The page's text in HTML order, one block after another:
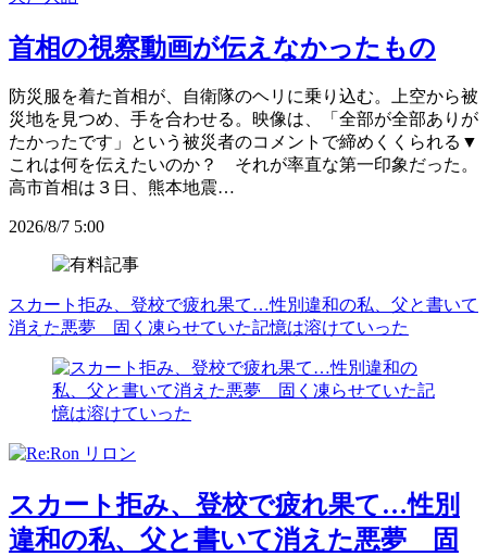
首相の視察動画が伝えなかったもの
防災服を着た首相が、自衛隊のヘリに乗り込む。上空から被
災地を見つめ、手を合わせる。映像は、「全部が全部ありが
たかったです」という被災者のコメントで締めくくられる▼
これは何を伝えたいのか？ それが率直な第一印象だった。
高市首相は３日、熊本地震…
2026/8/7 5:00
スカート拒み、登校で疲れ果て…性別違和の私、父と書いて
消えた悪夢 固く凍らせていた記憶は溶けていった
スカート拒み、登校で疲れ果て…性別
違和の私、父と書いて消えた悪夢 固